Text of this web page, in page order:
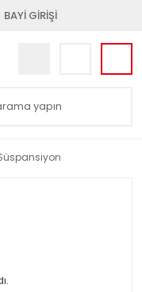
BAYİ GİRİŞİ